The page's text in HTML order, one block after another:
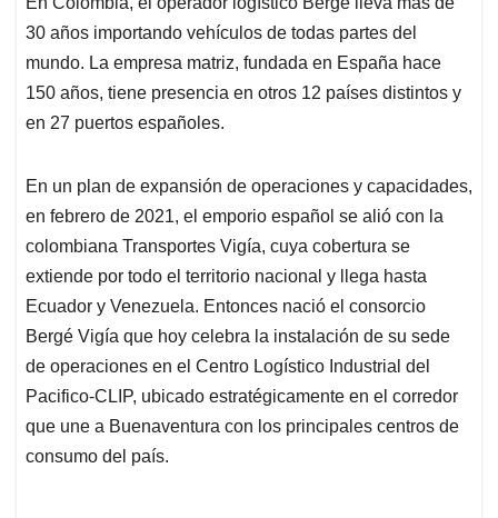
s
A
p
p
b
o
o
k
e
d
I
n
l
a
d
s
30 años importando vehículos de todas partes del
mundo. La empresa matriz, fundada en España hace
150 años, tiene presencia en otros 12 países distintos y
en 27 puertos españoles.
En un plan de expansión de operaciones y capacidades,
en febrero de 2021, el emporio español se alió con la
colombiana Transportes Vigía, cuya cobertura se
extiende por todo el territorio nacional y llega hasta
Ecuador y Venezuela. Entonces nació el consorcio
Bergé Vigía que hoy celebra la instalación de su sede
de operaciones en el Centro Logístico Industrial del
Pacifico-CLIP, ubicado estratégicamente en el corredor
que une a Buenaventura con los principales centros de
consumo del país.